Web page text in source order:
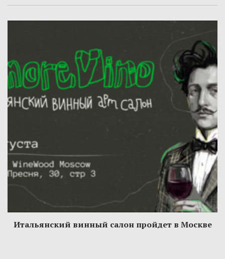
Итальянский винный салон пройдет в Москве